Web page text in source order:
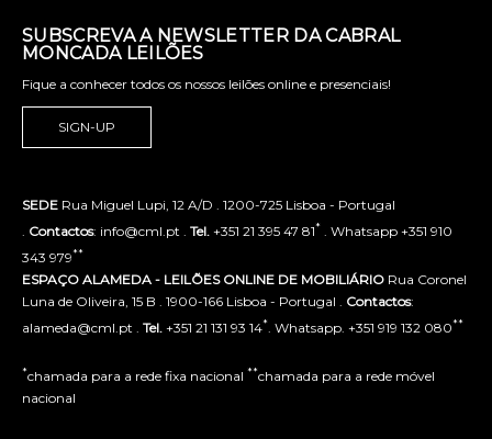
SUBSCREVA A NEWSLETTER DA CABRAL
MONCADA LEILÕES
Fique a conhecer todos os nossos leilões online e presenciais!
SIGN-UP
SEDE Rua Miguel Lupi, 12 A/D . 1200-725 Lisboa - Portugal
Contactos: info@cml.pt . Tel. +351 21 395 47 81* . Whatsapp +351 910
343 979**
ESPAÇO ALAMEDA - LEILÕES ONLINE DE MOBILIÁRIO Rua Coronel
Luna de Oliveira, 15 B . 1900-166 Lisboa - Portugal . Contactos:
alameda@cml.pt . Tel. +351 21 131 93 14* . Whatsapp. +351 919 132 080**
*chamada para a rede fixa nacional **chamada para a rede móvel
nacional